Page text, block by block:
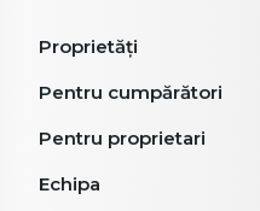
Proprietăți
Pentru cumpărători
Pentru proprietari
Echipa